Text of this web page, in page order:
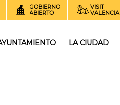
GOBIERNO
ABIERTO
VISIT
VALENCIA
LA CIUDAD